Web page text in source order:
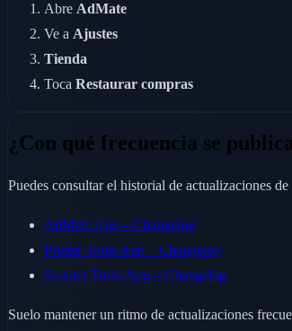
Abre AdMate
Ve a Ajustes
Tienda
Toca Restaurar compras
¿Con qué frecuencia se
Puedes consultar el historial de actualizaciones
AdMate App – Changelog
Printer Tools App – Changelog
Scooter Tools App – Changelog
Suelo mantener un ritmo de actualizaciones